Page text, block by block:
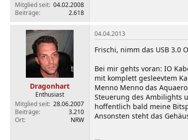
Mitglied seit 04.02.2008
Beiträge
2.618
Dragonhart
Enthusiast
Mitglied seit 28.06.2007
Beiträge
3.210
Ort
NRW
04.04.2013
Frischi, nimm das USB 3.0
Bei mir gehts voran: IO
mit komplett gesleevtem
Menno Menno das
Steuerung des Ambilights
hoffentlich bald meine
Ansonsten steht das